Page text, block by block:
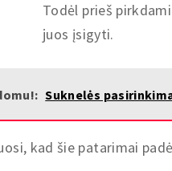
Todėl prieš
juos įsigyti.
Suknelės
kad šie patarimai